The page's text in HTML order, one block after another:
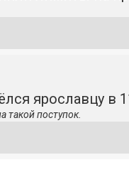
ярославцу в
поступок.